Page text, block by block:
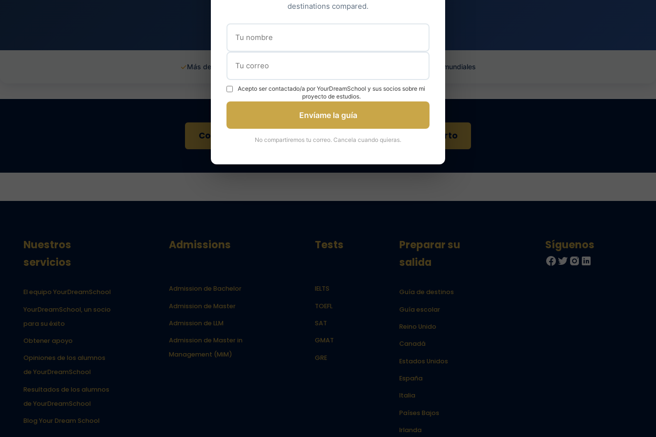
Descubrir nuestro acompañamiento →
✓Más de 1000 estudiantes Expertos en universidades mundiales
Contáctenos para una consulta Hable con un experto
Nuestros
servicios
El equipo YourDreamSchool
YourDreamSchool, un socio
para su éxito
Obtener apoyo
Opiniones de los alumnos
de YourDreamSchool
Resultados de los alumnos
de YourDreamSchool
Blog Your Dream School
Admissions
Admission de Bachelor
Admission de Master
Admission de LLM
Admission de Master in
Management (MiM)
Tests
IELTS
TOEFL
SAT
GMAT
GRE
Preparar su
salida
Guía de destinos
Guía escolar
Reino Unido
Canadá
Estados Unidos
España
Italia
Países Bajos
Irlanda
destinations compared.
Acepto ser contactado/a por YourDreamSchool y sus socios sobre mi
proyecto de estudios.
Envíame la guía
No compartiremos tu correo. Cancela cuando quieras.